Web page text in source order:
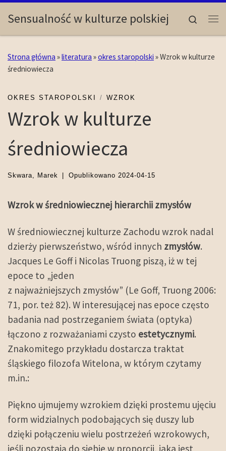
Skip to content
Sensualność w kulturze polskiej
Search
Strona główna »literatura »okres staropolski »Wzrok w kulturze
średniowiecza
OKRES STAROPOLSKI WZROK
Wzrok w kulturze
średniowiecza
Skwara, Marek Opublikowano 2024-04-15
Wzrok w średniowiecznej hierarchii zmysłów
W średniowiecznej kulturze Zachodu wzrok nadal
dzierży pierwszeństwo, wśród innych zmysłów.
Jacques Le Goff i Nicolas Truong piszą, iż w tej
epoce to „jeden
z najważniejszych zmysłów” (Le Goff, Truong 2006:
71, por. też 82). W interesującej nas epoce często
badania nad postrzeganiem świata (optyka)
łączono z rozważaniami czysto estetycznymi.
Znakomitego przykładu dostarcza traktat
śląskiego filozofa Witelona, w którym czytamy
m.in.:
Piękno ujmujemy wzrokiem dzięki prostemu ujęciu
form widzialnych podobających się duszy lub
dzięki połączeniu wielu postrzeżeń wzrokowych,